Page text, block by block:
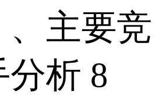
、主要竞
析 8